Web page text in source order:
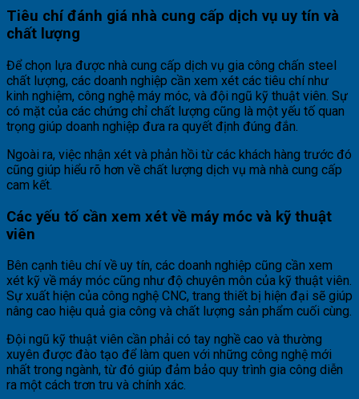
Tiêu chí đánh giá nhà cung cấp dịch vụ uy tín và
chất lượng
Để chọn lựa được nhà cung cấp dịch vụ gia công chấn steel
chất lượng, các doanh nghiệp cần xem xét các tiêu chí như
kinh nghiệm, công nghệ máy móc, và đội ngũ kỹ thuật viên. Sự
có mặt của các chứng chỉ chất lượng cũng là một yếu tố quan
trọng giúp doanh nghiệp đưa ra quyết định đúng đắn.
Ngoài ra, việc nhận xét và phản hồi từ các khách hàng trước đó
cũng giúp hiểu rõ hơn về chất lượng dịch vụ mà nhà cung cấp
cam kết.
Các yếu tố cần xem xét về máy móc và kỹ thuật
viên
Bên cạnh tiêu chí về uy tín, các doanh nghiệp cũng cần xem
xét kỹ về máy móc cũng như độ chuyên môn của kỹ thuật viên.
Sự xuất hiện của công nghệ CNC, trang thiết bị hiện đại sẽ giúp
nâng cao hiệu quả gia công và chất lượng sản phẩm cuối cùng.
Đội ngũ kỹ thuật viên cần phải có tay nghề cao và thường
xuyên được đào tạo để làm quen với những công nghệ mới
nhất trong ngành, từ đó giúp đảm bảo quy trình gia công diễn
ra một cách trơn tru và chính xác.